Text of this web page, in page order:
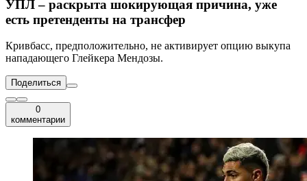
УПЛ – раскрыта шокирующая причина, уже
есть претенденты на трансфер
Кривбасс, предположительно, не активирует опцию выкупа
нападающего Глейкера Мендозы.
Поделиться
0
комментарии